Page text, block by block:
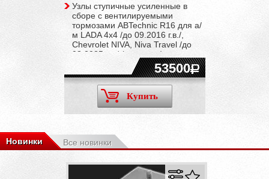
Узлы ступичные усиленные в
сборе с вентилируемыми
тормозами ABTechnic R16 для а/
м LADA 4x4 /до 09.2016 г.в./,
Chevrolet NIVA, Niva Travel /до
08.2025 г.в./ (комплект)
53500
Купить
Новинки Все новинки